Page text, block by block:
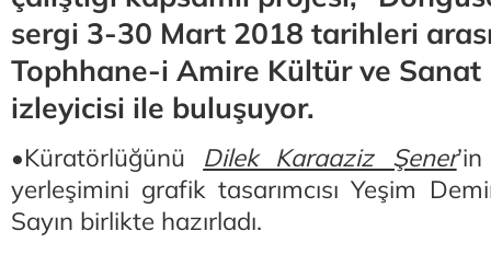
sergi 3-30 Mart 2018 tarihleri
Tophhane-i Amire Kültür ve Sanat
izleyicisi ile buluşuyor.
•Küratörlüğünü Dilek Karaaziz Şener
yerleşimini grafik tasarımcısı Yeşim
Sayın birlikte hazırladı.